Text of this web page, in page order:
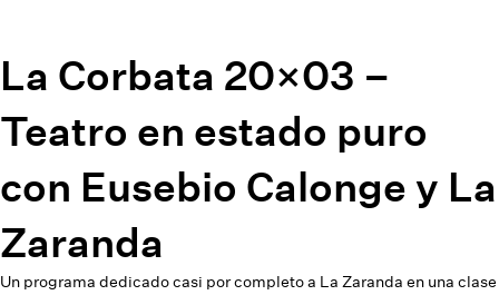
La Corbata 20×03 –
Teatro en estado puro
con Eusebio Calonge y La
Zaranda
Un programa dedicado casi por completo a La Zaranda en una clase